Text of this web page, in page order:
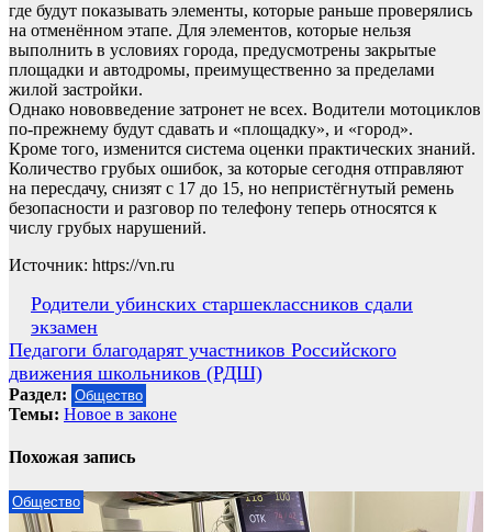
где будут показывать элементы, которые раньше проверялись
на отменённом этапе. Для элементов, которые нельзя
выполнить в условиях города, предусмотрены закрытые
площадки и автодромы, преимущественно за пределами
жилой застройки.
Однако нововведение затронет не всех. Водители мотоциклов
по-прежнему будут сдавать и «площадку», и «город».
Кроме того, изменится система оценки практических знаний.
Количество грубых ошибок, за которые сегодня отправляют
на пересдачу, снизят с 17 до 15, но непристёгнутый ремень
безопасности и разговор по телефону теперь относятся к
числу грубых нарушений.
Источник: https://vn.ru
Навигация
по
записям
Родители убинских старшеклассников сдали
экзамен
Педагоги благодарят участников Российского
движения школьников (РДШ)
Раздел: Общество
Темы: Новое в законе
Похожая запись
Общество